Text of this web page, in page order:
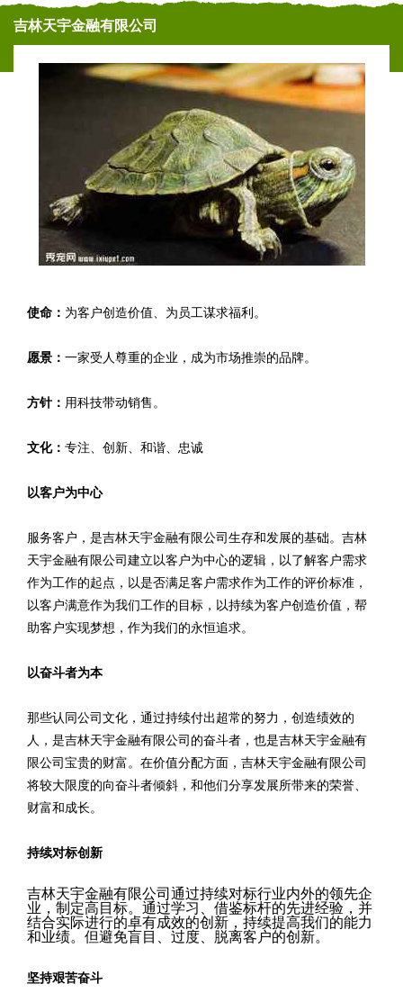
吉林天宇金融有限公司
使命： 为客户创造价值、为员工谋求福利。
愿景： 一家受人尊重的企业，成为市场推崇的品牌。
方针： 用科技带动销售。
文化： 专注、创新、和谐、忠诚
以客户为中心
服务客户，是吉林天宇金融有限公司生存和发展的基础。吉林
天宇金融有限公司建立以客户为中心的逻辑，以了解客户需求
作为工作的起点，以是否满足客户需求作为工作的评价标准，
以客户满意作为我们工作的目标，以持续为客户创造价值，帮
助客户实现梦想，作为我们的永恒追求。
以奋斗者为本
那些认同公司文化，通过持续付出超常的努力，创造绩效的
人，是吉林天宇金融有限公司的奋斗者，也是吉林天宇金融有
限公司宝贵的财富。在价值分配方面，吉林天宇金融有限公司
将较大限度的向奋斗者倾斜，和他们分享发展所带来的荣誉、
财富和成长。
持续对标创新
吉林天宇金融有限公司通过持续对标行业内外的领先企
业，制定高目标。通过学习、借鉴标杆的先进经验，并
结合实际进行的卓有成效的创新，持续提高我们的能力
和业绩。但避免盲目、过度、脱离客户的创新。
坚持艰苦奋斗